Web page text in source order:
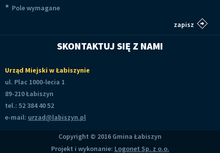
* Pole wymagane
SKONTAKTUJ SIĘ Z NAMI
Urząd Miejski w Łabiszynie
ul. Plac 1000-lecia 1
89-210 Łabiszyn
tel.: 52 384 40 52
e-mail: urzad@labiszyn.pl
Copyright © 2016 Gmina Łabiszyn
Projekt i wykonanie: Logonet Sp. z o.o.